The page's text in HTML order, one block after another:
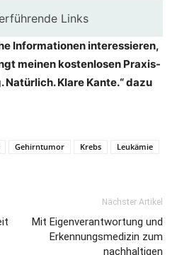
Links
Informationen interessieren,
meinen kostenlosen Praxis-
Klare Kante.“ dazu
Gehirntumor Krebs
Leukämie
Nächster Artikel
Mit Eigenverantwortung und
Erkennungsmedizin zum
nachhaltigen